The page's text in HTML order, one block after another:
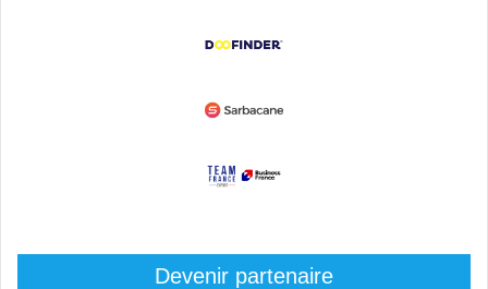
Devenir partenaire